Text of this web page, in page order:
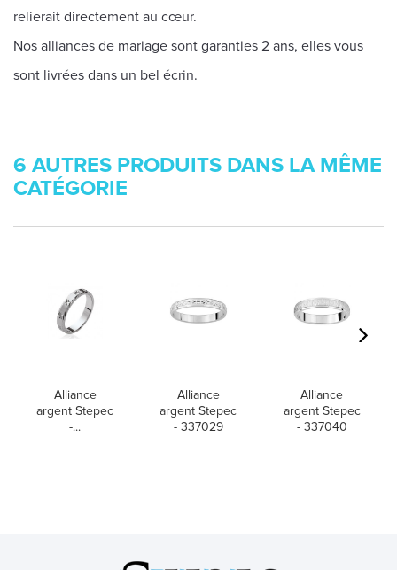
relierait directement au cœur.
Nos alliances de mariage sont garanties 2 ans, elles vous
sont livrées dans un bel écrin.
6 AUTRES PRODUITS DANS LA MÊME
CATÉGORIE
Alliance
argent Stepec
-...
Alliance
argent Stepec
- 337029
Alliance
argent Stepec
- 337040